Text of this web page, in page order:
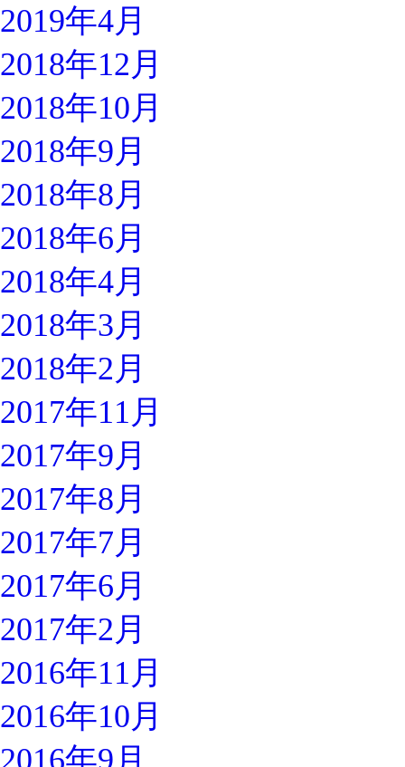
2019年4月
2018年12月
2018年10月
2018年9月
2018年8月
2018年6月
2018年4月
2018年3月
2018年2月
2017年11月
2017年9月
2017年8月
2017年7月
2017年6月
2017年2月
2016年11月
2016年10月
2016年9月